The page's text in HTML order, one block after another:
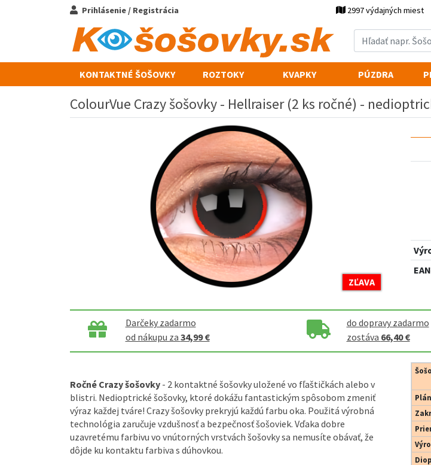
Prihlásenie / Registrácia 2997 výdajných miest
KONTAKTNÉ ŠOŠOVKY ROZTOKY KVAPKY PÚZDRA
ColourVue Crazy šošovky - Hellraiser (2 ks ročné) -
ZĽAVA
Darčeky zadarmo
od nákupu za 34,99 €
do dopravy zadarmo
zostáva 66,40 €
Ročné Crazy šošovky - 2 kontaktné šošovky uložené vo fľaštičkách alebo v
blistri. Nedioptrické šošovky, ktoré dokážu fantastickým spôsobom zmeniť
výraz každej tváre! Crazy šošovky prekryjú každú farbu oka. Použitá výrobná
technológia zaručuje vzdušnosť a bezpečnosť šošoviek. Vďaka dobre
uzavretému farbivu vo vnútorných vrstvách šošovky sa nemusíte obávať, že
dôjde ku kontaktu farbiva s dúhovkou.